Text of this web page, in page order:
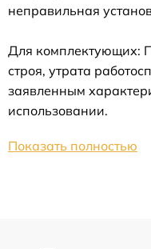
неправильная
Для комплектующих:
строя, утрата
заявленным
использовании.
Показать полностью